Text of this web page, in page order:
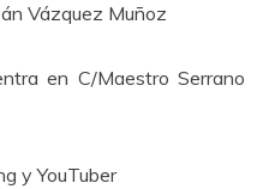
Vázquez Muñoz
en C/Maestro Serrano
y YouTuber